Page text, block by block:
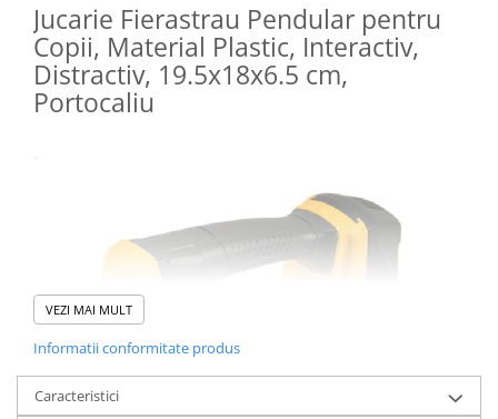
Jucarie Fierastrau Pendular pentru
Copii, Material Plastic, Interactiv,
Distractiv, 19.5x18x6.5 cm,
Portocaliu
VEZI MAI MULT
Informatii conformitate produs
Caracteristici